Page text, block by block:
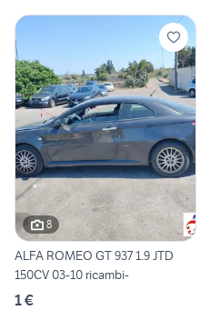
8
ALFA ROMEO GT 937 1.9 JTD
150CV 03-10 ricambi-
1 €